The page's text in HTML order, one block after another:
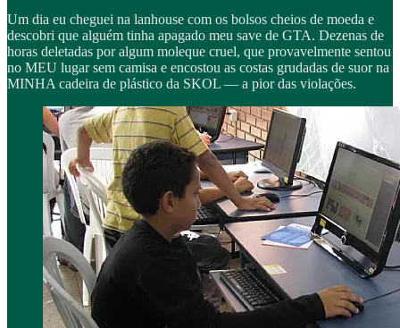
Um dia eu cheguei na lanhouse com os bolsos cheios de moeda e
descobri que alguém tinha apagado meu save de GTA. Dezenas de
horas deletadas por algum moleque cruel, que provavelmente sentou
no MEU lugar sem camisa e encostou as costas grudadas de suor na
MINHA cadeira de plástico da SKOL — a pior das violações.